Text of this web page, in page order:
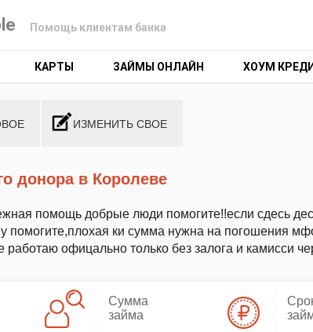
Помощь клиентам банка
КАРТЫ ЗАЙМЫ ОНЛАЙН ХОУМ
ИЗМЕНИТЬ СВОЕ
донора в Королеве
помощь добрые люди помогите!!если сдесь
помогите,плохая ки сумма нужна на погошения
работаю офицально только без залога и камисси
Сумма
займа